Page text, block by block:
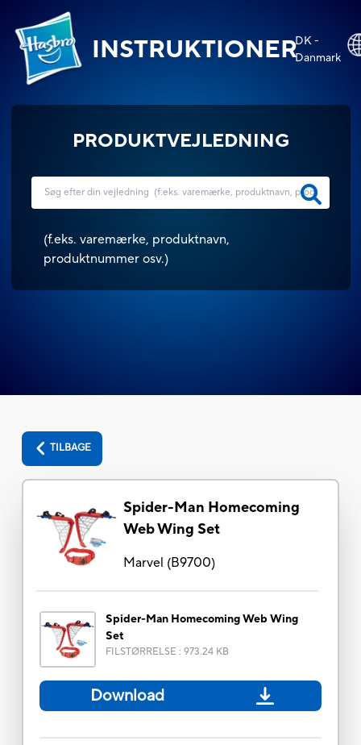
INSTRUKTIONERDK -
Danmark
PRODUKTVEJLEDNING
(f.eks. varemærke, produktnavn,
produktnummer osv.)
TILBAGE
Spider-Man Homecoming
Web Wing Set
Marvel (B9700)
Spider-Man Homecoming Web Wing
Set
FILSTØRRELSE : 973.24 KB
Download